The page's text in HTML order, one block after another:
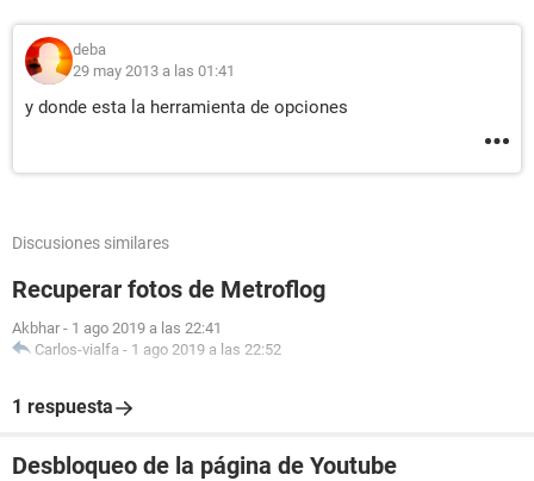
deba
29 may 2013 a las 01:41
y donde esta la herramienta de opciones
Discusiones similares
Recuperar fotos de Metroflog
Akbhar - 1 ago 2019 a las 22:41
Carlos-vialfa - 1 ago 2019 a las 22:52
1 respuesta
Desbloqueo de la página de Youtube